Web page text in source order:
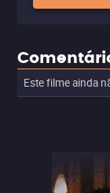
Este filme ainda